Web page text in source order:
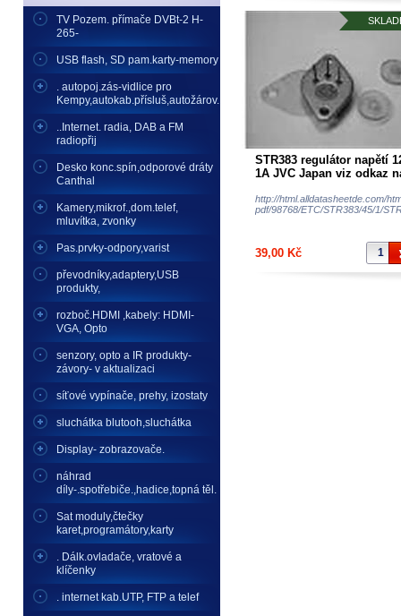
TV Pozem. přímače DVBt-2 H-
265-
USB flash, SD pam.karty-memory
. autopoj.zás-vidlice pro
Kempy,autokab.přísluš,autožárov.
..Internet. radia, DAB a FM
radiopřij
Desko konc.spín,odporové dráty
Canthal
Kamery,mikrof.,dom.telef,
mluvítka, zvonky
Pas.prvky-odpory,varist
převodníky,adaptery,USB
produkty,
rozboč.HDMI ,kabely: HDMI-
VGA, Opto
senzory, opto a IR produkty-
závory- v aktualizaci
síťové vypínače, prehy, izostaty
sluchátka blutooh,sluchátka
Display- zobrazovače.
náhrad
díly-.spotřebiče.,hadice,topná těl.
Sat moduly,čtečky
karet,programátory,karty
. Dálk.ovladače, vratové a
klíčenky
. internet kab.UTP, FTP a telef
STR383 regulátor napětí
1A JVC Japan viz odkaz
http://html.alldatasheetde.com/
pdf/98768/ETC/STR383/45/1/
39,00 Kč